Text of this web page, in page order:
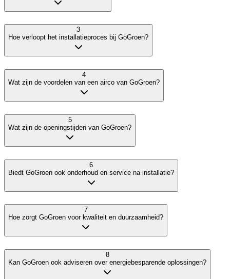
3
Hoe verloopt het installatieproces bij GoGroen?
4
Wat zijn de voordelen van een airco van GoGroen?
5
Wat zijn de openingstijden van GoGroen?
6
Biedt GoGroen ook onderhoud en service na installatie?
7
Hoe zorgt GoGroen voor kwaliteit en duurzaamheid?
8
Kan GoGroen ook adviseren over energiebesparende oplossingen?